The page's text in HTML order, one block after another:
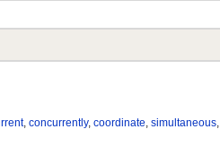
, concurrently, coordinate, simultaneous,